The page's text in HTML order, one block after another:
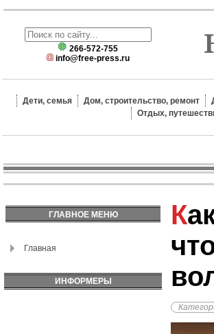
266-572-755
info@free-press.ru
Дети, семья Дом, строительство, ремонт
Отдых,
ГЛАВНОЕ МЕНЮ
Главная
ИНФОРМЕРЫ
Как тренироваться,